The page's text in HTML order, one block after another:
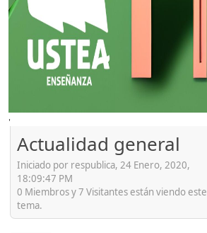
'
Actualidad general
Iniciado por respublica, 24 Enero, 2020,
18:09:47 PM
0 Miembros y 7 Visitantes están viendo este
tema.